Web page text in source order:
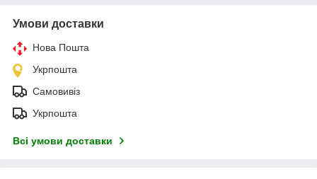
Умови доставки
Нова Пошта
Укрпошта
Самовивіз
Укрпошта
Всі умови доставки